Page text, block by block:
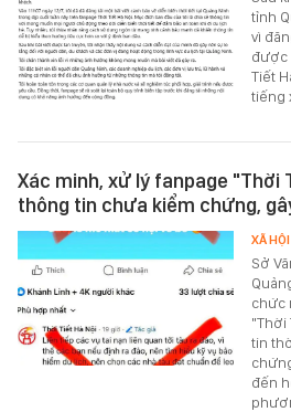
tỉnh
vì
được
Tiết
tiếng
Xác minh, xử lý fanpage "Thời
thông tin chưa kiểm chứng,
Sở
chức
"Thời
tin
đến
XÃ HỘI